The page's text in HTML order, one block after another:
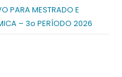
PARA MESTRADO E
– 3o PERÍODO 2026